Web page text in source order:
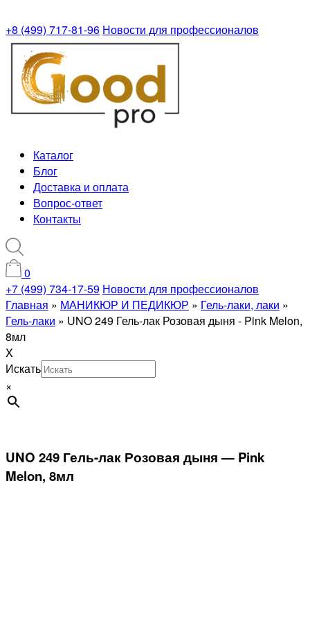
+8 (499) 717-81-96 Новости для профессионалов
Каталог
Блог
Доставка и оплата
Вопрос-ответ
Контакты
0
+7 (499) 734-17-59 Новости для профессионалов
Главная » МАНИКЮР И ПЕДИКЮР » Гель-лаки, лаки »
Гель-лаки » UNO 249 Гель-лак Розовая дыня - Pink Melon,
8мл
X
Искать
×
UNO 249 Гель-лак Розовая дыня — Pink
Melon, 8мл